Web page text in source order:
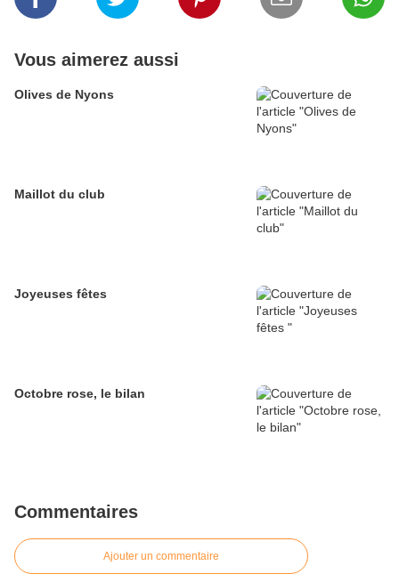
Vous aimerez aussi
Olives de Nyons
Maillot du club
Joyeuses fêtes
Octobre rose, le bilan
Commentaires
Ajouter un commentaire